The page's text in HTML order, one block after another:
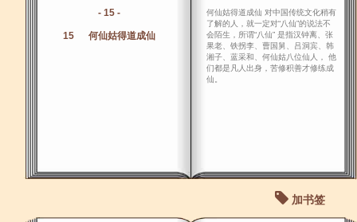
- 15 -
15 何仙姑得道成仙
何仙姑得道成仙 对中国传统文化稍有
了解的人，就一定对“八仙”的说法不
会陌生，所谓“八仙” 是指汉钟离、张
果老、铁拐李、曹国舅、吕洞宾、韩
湘子、蓝采和、何仙姑八位仙人， 他
们都是凡人出身，苦修积善才修练成
仙。
加书签